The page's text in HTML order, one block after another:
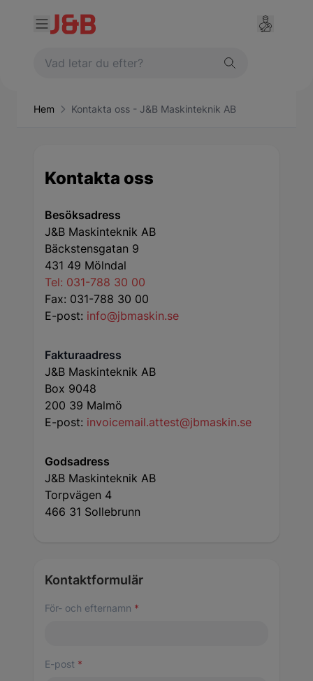
Hem Kontakta oss - J&B Maskinteknik AB
Kontakta oss
Besöksadress
J&B Maskinteknik AB
Bäckstensgatan 9
431 49 Mölndal
Tel: 031-788 30 00
Fax: 031-788 30 00
E-post: info@jbmaskin.se
Fakturaadress
J&B Maskinteknik AB
Box 9048
200 39 Malmö
E-post: invoicemail.attest@jbmaskin.se
Godsadress
J&B Maskinteknik AB
Torpvägen 4
466 31 Sollebrunn
Kontaktformulär
För- och efternamn *
E-post *